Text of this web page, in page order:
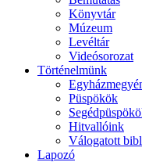
Könyvtár
Múzeum
Levéltár
Videósorozat
Történelmünk
Püspökök
Hitvallóink
Válogatott
Lapozó